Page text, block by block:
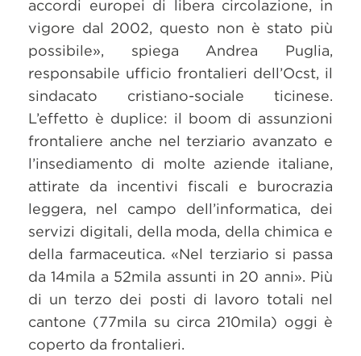
accordi europei di libera circolazione, in
vigore dal 2002, questo non è stato più
possibile», spiega Andrea Puglia,
responsabile ufficio frontalieri dell’Ocst, il
sindacato cristiano-sociale ticinese.
L’effetto è duplice: il boom di assunzioni
frontaliere anche nel terziario avanzato e
l’insediamento di molte aziende italiane,
attirate da incentivi fiscali e burocrazia
leggera, nel campo dell’informatica, dei
servizi digitali, della moda, della chimica e
della farmaceutica. «Nel terziario si passa
da 14mila a 52mila assunti in 20 anni». Più
di un terzo dei posti di lavoro totali nel
cantone (77mila su circa 210mila) oggi è
coperto da frontalieri.